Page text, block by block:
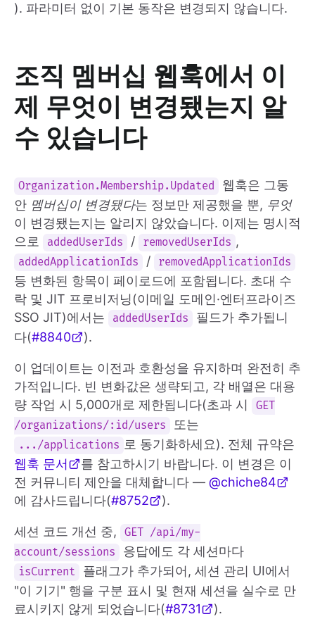
). 파라미터 없이 기본 동작은 변경되지 않습니다.
조직 멤버십 웹훅에서 이
제 무엇이 변경됐는지 알
수 있습니다
Organization.Membership.Updated
웹훅은 그동
안 멤버십이 변경됐다는 정보만 제공했을 뿐, 무엇
이 변경됐는지는 알리지 않았습니다. 이제는 명시적
으로
addedUserIds / removedUserIds ,
addedApplicationIds / removedApplicationIds
등 변화된 항목이 페이로드에 포함됩니다. 초대 수
락 및 JIT 프로비저닝(이메일 도메인·엔터프라이즈
SSO JIT)에서는
addedUserIds
필드가 추가됩니
다(#8840 ).
이 업데이트는 이전과 호환성을 유지하며 완전히 추
가적입니다. 빈 변화값은 생략되고, 각 배열은 대용
량 작업 시 5,000개로 제한됩니다(초과 시
GET
/organizations/:id/users
또는
.../applications 로 동기화하세요). 전체 규약은
웹훅 문서
를 참고하시기 바랍니다. 이 변경은 이
전 커뮤니티 제안을 대체합니다 — @chiche84
에 감사드립니다(#8752 ).
세션 코드 개선 중,
GET /api/my-
account/sessions
응답에도 각 세션마다
isCurrent
플래그가 추가되어, 세션 관리 UI에서
"이 기기" 행을 구분 표시 및 현재 세션을 실수로 만
료시키지 않게 되었습니다(#8731 ).